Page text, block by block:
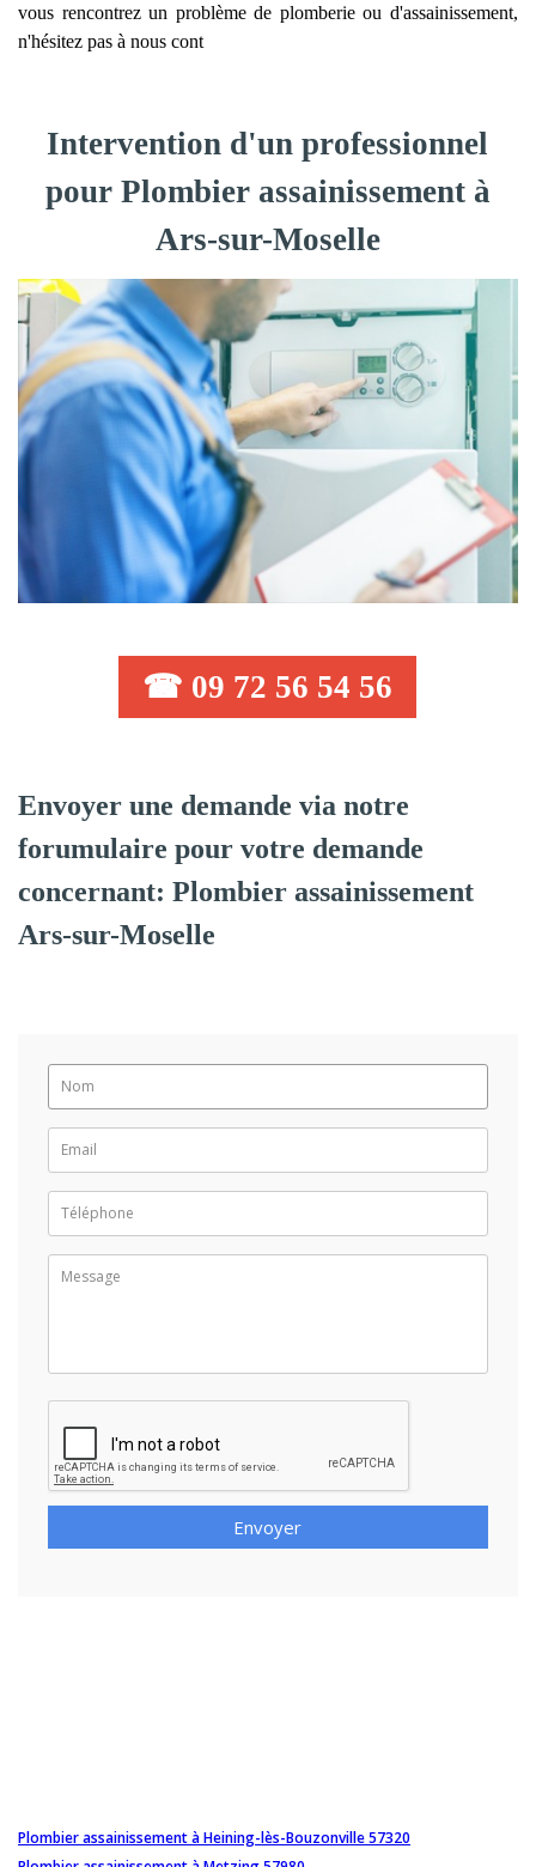
vous rencontrez un problème de plomberie ou d'assainissement,
n'hésitez pas à nous cont
Intervention d'un professionnel
pour Plombier assainissement à
Ars-sur-Moselle
☎ 09 72 56 54 56
Envoyer une demande via notre
forumulaire pour votre demande
concernant: Plombier assainissement
Ars-sur-Moselle
Envoyer
Plombier assainissement à Heining-lès-Bouzonville 57320